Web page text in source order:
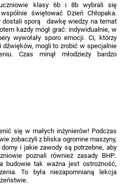
klasy 6b i 8b wybrali się
świętować Dzień Chłopaka.
dostali sporą dawkę wiedzy na temat
każdy mógł grać: indywidualnie, w
wywołały sporo emocji. Ci, którzy
dźwięków, mogli to zrobić w specjalnie
Czas minął młodzieży bardzo
się w małych inżynierów! Podczas
zobaczyli z bliska ogromne maszyny,
i jakie zawody są potrzebne, aby
poznali również zasady BHP..
budowie tak ważna jest ostrożność,
To była niezapomnianą lekcja